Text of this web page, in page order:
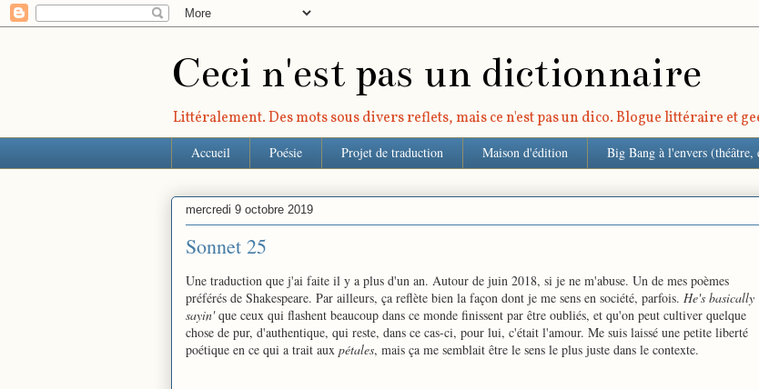
Ceci n'est pas un dictionnaire
Littéralement. Des mots sous divers reflets, mais ce n'est pas un dico. Blogue littéraire et
Accueil Poésie Projet de traduction Maison d'édition Big Bang à l'envers (théâtre,
mercredi 9 octobre 2019
Sonnet 25
Une traduction que j'ai faite il y a plus d'un an. Autour de juin 2018, si je ne m'abuse. Un de mes poèmes
préférés de Shakespeare. Par ailleurs, ça reflète bien la façon dont je me sens en société, parfois. He's basically
sayin'que ceux qui flashent beaucoup dans ce monde finissent par être oubliés, et qu'on peut cultiver quelque
chose de pur, d'authentique, qui reste, dans ce cas-ci, pour lui, c'était l'amour. Me suis laissé une petite liberté
poétique en ce qui a trait aux pétales, mais ça me semblait être le sens le plus juste dans le contexte.